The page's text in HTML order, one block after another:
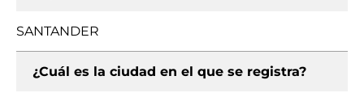
SANTANDER
¿Cuál es la ciudad en el que se registra?